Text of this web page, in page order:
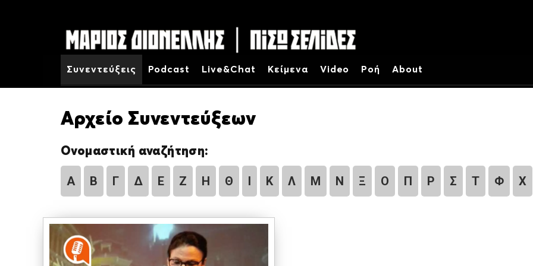
Συνεντεύξεις Podcast Live&Chat Κείμενα Video Ροή About
Αρχείο Συνεντεύξεων
Ονομαστική αναζήτηση:
Α Β Γ Δ Ε Ζ Η Θ Ι Κ Λ Μ Ν Ξ Ο Π Ρ Σ Τ Φ Χ